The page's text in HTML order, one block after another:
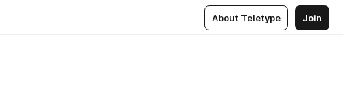
About Teletype Join